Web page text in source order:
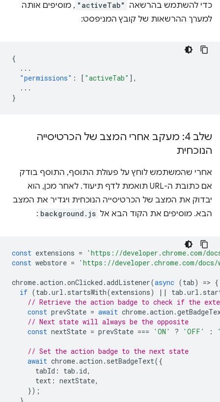
כדי להשתמש בהרשאה "activeTab" , מוסיפים אותה
למערך ההרשאות של קובץ המניפסט:
{
...
"permissions" : [ "activeTab" ],
...
}
שלב 4: מעקב אחרי המצב של הכרטיסייה
הנוכחית
אחרי שהמשתמש לוחץ על פעולת התוסף, התוסף בודק
אם כתובת ה-URL תואמת לדף תיעוד. לאחר מכן, הוא
יבדוק את המצב של הכרטיסייה הנוכחית ויגדיר את המצב
הבא. מוסיפים את הקוד הבא אל background.js
:
const extensions =
'https://developer.chrome.com/
const webstore = 'https://developer.chrome.com/docs/
chrome.action .onClicked .addListener(async (tab) => {
if (tab .url . startsWith(extensions) || tab .url .
// Retrieve the action badge to check if the
const prevState = await chrome.action .
// Next state will always be the opposite
const nextState = prevState === 'ON' ? 'OFF' :
// Set the action badge to the next state
await chrome.action . setBadgeText({
tabId : tab . id,
text : nextState,
});